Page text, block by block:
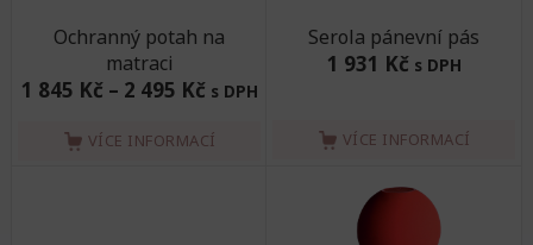
Ochranný potah na
matraci
1 845 Kč– 2 495 Kč s DPH
VÍCE INFORMACÍ
Serola pánevní pás
1 931 Kč s DPH
VÍCE INFORMACÍ